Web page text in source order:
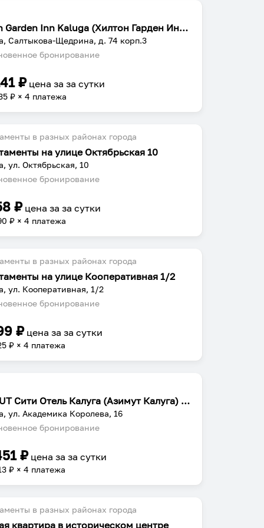
Hilton Garden Inn Kaluga (Хилтон Гарден Инн Калуга)
Салтыкова-Щедрина, д. 74 корп.3
бронирование
₽ цена заза сутки
₽ × 4 платежа
в разных районах города
на улице Октябрьская 10
ул. Октябрьская, 10
бронирование
₽ цена заза сутки
₽ × 4 платежа
в разных районах города
на улице Кооперативная 1/2
ул. Кооперативная, 1/2
бронирование
₽ цена заза сутки
₽ × 4 платежа
AZIMUT Сити Отель Калуга (Азимут Калуга) (бывш. Four Points by Sheraton Kaluga)
ул. Академика Королева, 16
бронирование
₽ цена заза сутки
₽ × 4 платежа
в разных районах города
квартира в историческом центре